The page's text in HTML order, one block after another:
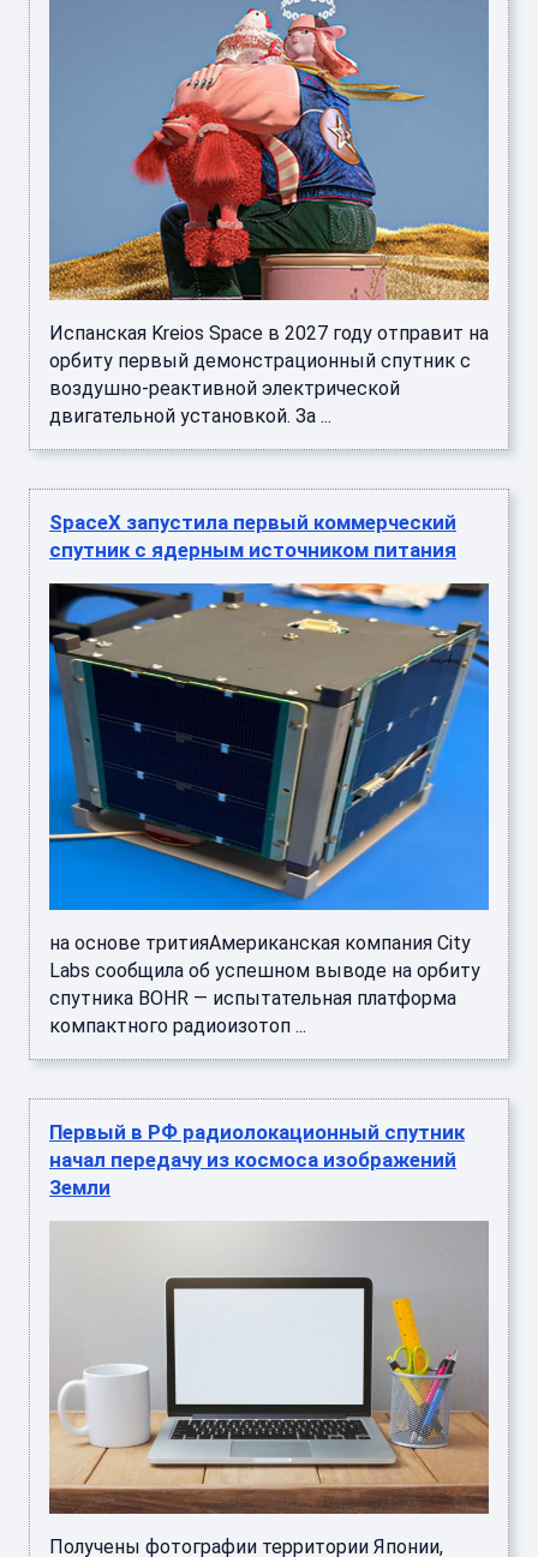
Испанская Kreios Space в 2027 году отправит на
орбиту первый демонстрационный спутник с
воздушно-реактивной электрической
двигательной установкой. За ...
SpaceX запустила первый коммерческий
спутник с ядерным источником питания
на основе тритияАмериканская компания City
Labs сообщила об успешном выводе на орбиту
спутника BOHR — испытательная платформа
компактного радиоизотоп ...
Первый в РФ радиолокационный спутник
начал передачу из космоса изображений
Земли
Получены фотографии территории Японии,